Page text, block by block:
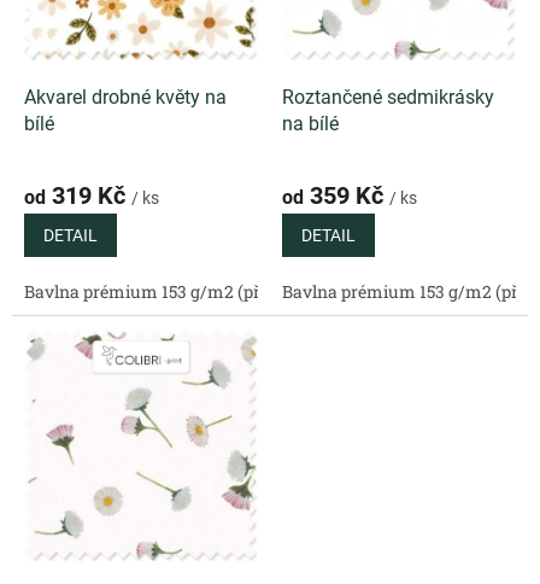
Akvarel drobné květy na
bílé
od 319 Kč / ks
DETAIL
Bavlna prémium 153 g/m2 (přírodní) Bavlněný satén 130 g/
Roztančené sedmikrásky
na bílé
od 359 Kč / ks
DETAIL
Bavlna prémium 153 g/m2